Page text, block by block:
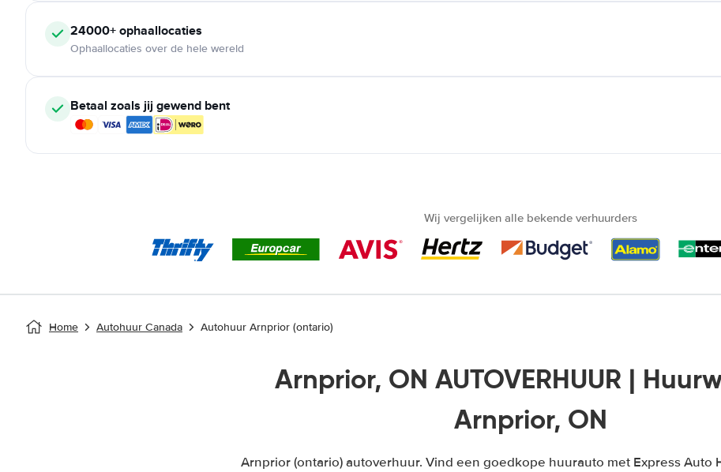
24000+ ophaallocaties
Ophaallocaties over de hele wereld
Betaal zoals jij gewend bent
Wij vergelijken alle bekende verhuurders
Home Autohuur Canada Autohuur Arnprior (ontario)
Arnprior, ON AUTOVERHUUR |
Arnprior, ON
Arnprior (ontario) autoverhuur. Vind een goedkope huurauto met Express Auto